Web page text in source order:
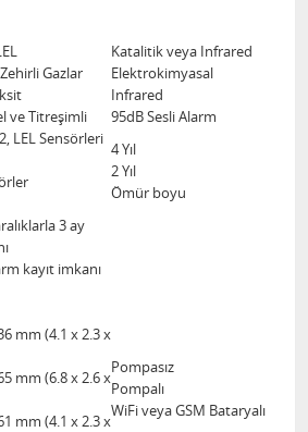
Gazlar
Katalitik veya Infrared
Elektrokimyasal
Infrared
ve Titreşimli 95dB Sesli Alarm
LEL Sensörleri
4 Yıl
2 Yıl
Ömür boyu
3 ay
kayıt imkanı
mm (4.1 x 2.3 x
mm (6.8 x 2.6 x
mm (4.1 x 2.3 x
Pompasız
Pompalı
WiFi veya GSM Bataryalı